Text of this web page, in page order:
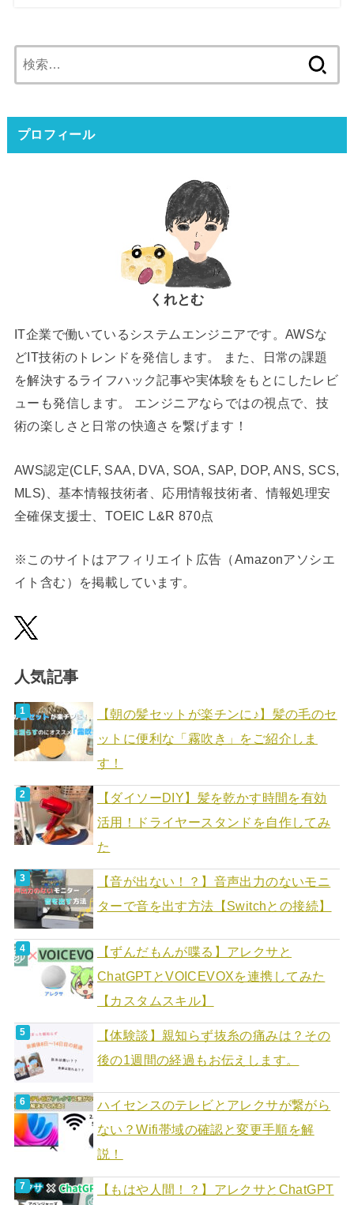
索:
プロフィール
くれとむ
IT企業で働いているシステムエンジニアです。AWSな
どIT技術のトレンドを発信します。 また、日常の課題
を解決するライフハック記事や実体験をもとにしたレビ
ューも発信します。 エンジニアならではの視点で、技
術の楽しさと日常の快適さを繋げます！
AWS認定(CLF, SAA, DVA, SOA, SAP, DOP, ANS, SCS,
MLS)、基本情報技術者、応用情報技術者、情報処理安
全確保支援士、TOEIC L&R 870点
※このサイトはアフィリエイト広告（Amazonアソシエ
イト含む）を掲載しています。
人気記事
【朝の髪セットが楽チンに♪】髪の毛のセ
ットに便利な「霧吹き」をご紹介しま
す！
【ダイソーDIY】髪を乾かす時間を有効
活用！ドライヤースタンドを自作してみ
た
【音が出ない！？】音声出力のないモニ
ターで音を出す方法【Switchとの接続】
【ずんだもんが喋る】アレクサと
ChatGPTとVOICEVOXを連携してみた
【カスタムスキル】
【体験談】親知らず抜糸の痛みは？その
後の1週間の経過もお伝えします。
ハイセンスのテレビとアレクサが繋がら
ない？Wifi帯域の確認と変更手順を解
説！
【もはや人間！？】アレクサとChatGPT